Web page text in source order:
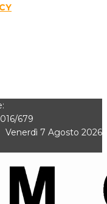
679
Venerdì 7 Agosto 2026